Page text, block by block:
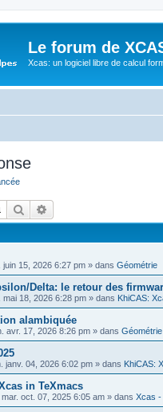
Le forum de
Xcas: un logiciel libre de calcul
Rechercher
juin 15, 2026 6:27 pm » dans Géométrie
Delta: le retour des
mai 18, 2026 6:28 pm » dans KhiCAS:
alambiquée
avr. 17, 2026 8:26 pm » dans Géométrie
janv. 04, 2026 6:02 pm » dans KhiCAS:
in TeXmacs
mar. oct. 07, 2025 6:05 am » dans Xcas -